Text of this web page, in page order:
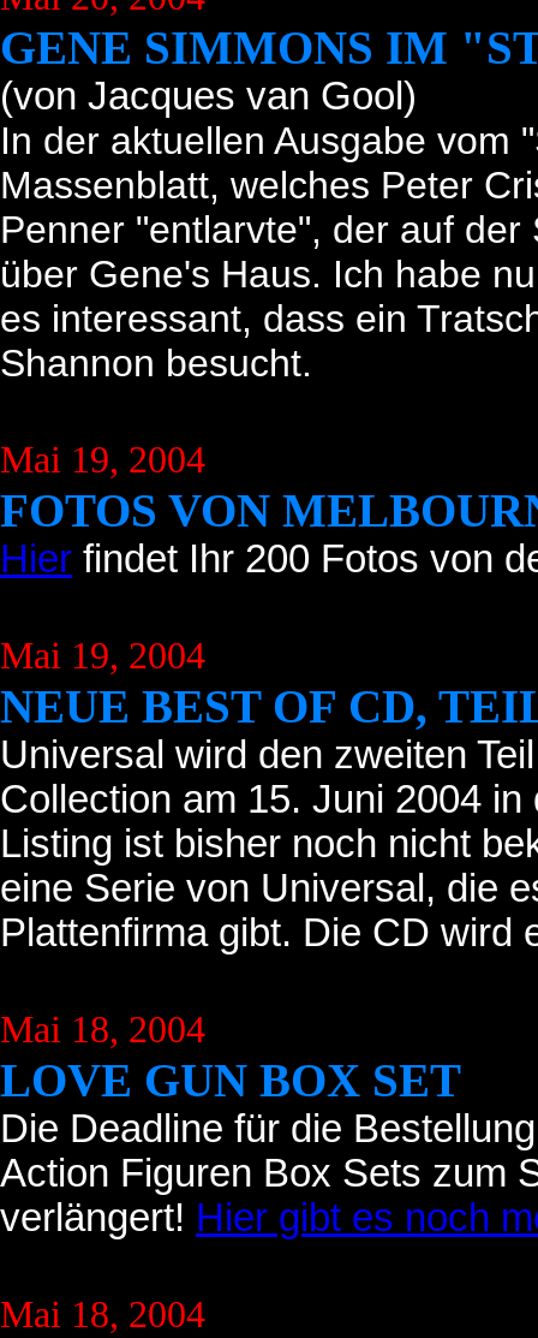
GENE SIMMONS IM
(von Jacques van Gool)
In der aktuellen Ausgabe vom
Massenblatt, welches Peter
Penner "entlarvte", der auf
über Gene's Haus. Ich habe
es interessant, dass ein
Shannon besucht.
Mai 19, 2004
FOTOS VON
Hier findet Ihr 200 Fotos von
Mai 19, 2004
NEUE BEST OF CD,
Universal wird den zweiten
Collection am 15. Juni 2004
Listing ist bisher noch nicht
eine Serie von Universal, die
Plattenfirma gibt. Die CD wird
Mai 18, 2004
LOVE GUN BOX SET
Die Deadline für die
Action Figuren Box Sets zum
verlängert! Hier gibt es noch
Mai 18, 2004